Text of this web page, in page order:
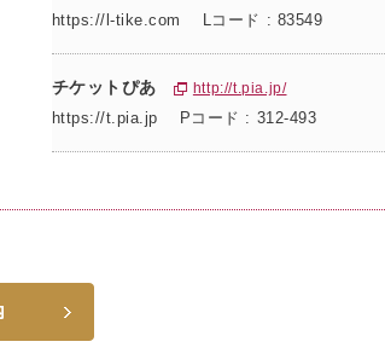
https://l-tike.com Lコード : 83549
チケットぴあ http://t.pia.jp/
https://t.pia.jp Pコード : 312-493